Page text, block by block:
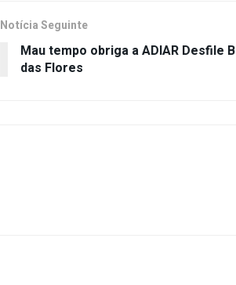
Notícia Seguinte
Mau tempo obriga a ADIAR Desfile
das Flores